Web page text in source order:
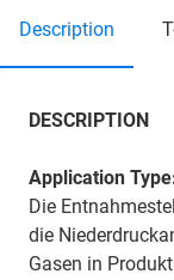
description
DESCRIPTION
Application
Die
die
Gasen in